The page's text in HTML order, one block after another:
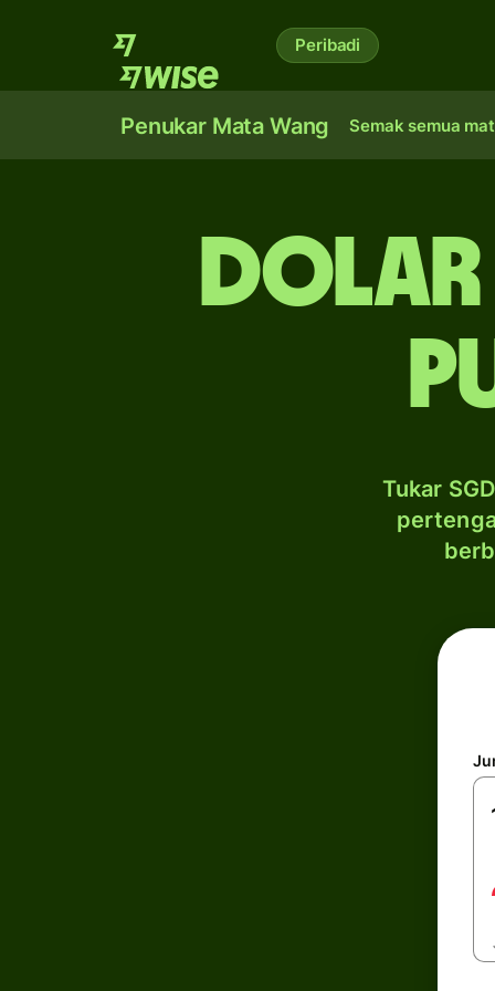
Peribadi
Penukar Mata Wang Semak semua
dolar
Tukar